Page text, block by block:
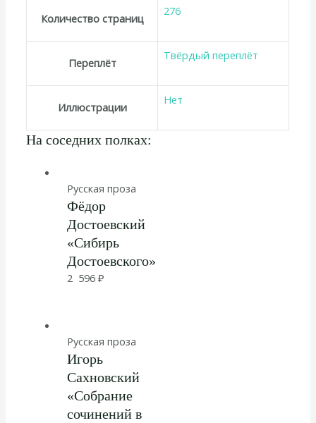
Количество страниц
276
Переплёт
Твёрдый переплёт
Иллюстрации
Нет
На соседних полках:
Русская проза
Фёдор
Достоевский
«Сибирь
Достоевского»
2 596₽
Русская проза
Игорь
Сахновский
«Собрание
сочинений в